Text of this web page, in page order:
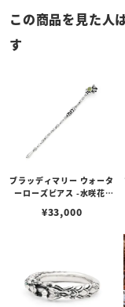
この商品を見た人
す
ブラッディマリー ウォータ
ーローズピアス -水咲花-
¥33,000